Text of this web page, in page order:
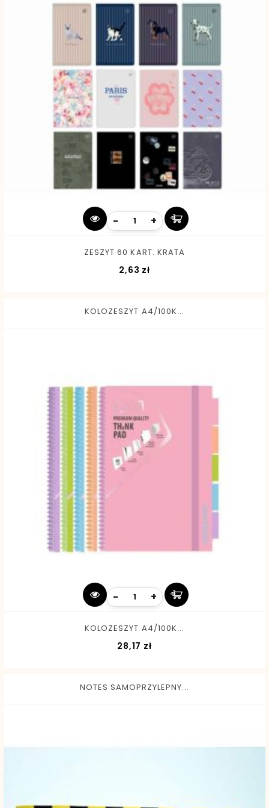
- +
ZESZYT 60 KART. KRATA
2,63 zł
KOLOZESZYT A4/100K...
- +
KOLOZESZYT A4/100K...
28,17 zł
NOTES SAMOPRZYLEPNY...